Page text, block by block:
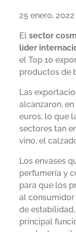
25 enero, 2022
El sector
líder
el Top 10
productos de
Las
alcanzaron, en
euros, lo que
sectores tan
vino, el
Los envases
perfumería y
para que los
al
de
principal